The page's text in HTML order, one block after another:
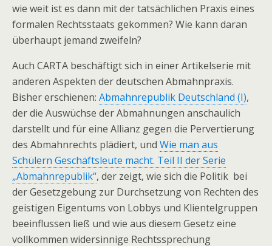
wie weit ist es dann mit der tatsächlichen Praxis eines
formalen Rechtsstaats gekommen? Wie kann daran
überhaupt jemand zweifeln?
Auch CARTA beschäftigt sich in einer Artikelserie mit
anderen Aspekten der deutschen Abmahnpraxis.
Bisher erschienen: Abmahnrepublik Deutschland (I),
der die Auswüchse der Abmahnungen anschaulich
darstellt und für eine Allianz gegen die Pervertierung
des Abmahnrechts plädiert, und Wie man aus
Schülern Geschäftsleute macht. Teil II der Serie
„Abmahnrepublik“, der zeigt, wie sich die Politik bei
der Gesetzgebung zur Durchsetzung von Rechten des
geistigen Eigentums von Lobbys und Klientelgruppen
beeinflussen ließ und wie aus diesem Gesetz eine
vollkommen widersinnige Rechtssprechung